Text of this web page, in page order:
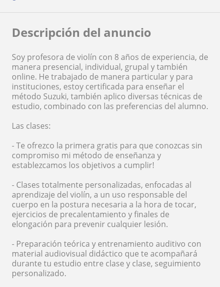
Descripción del anuncio
Soy profesora de violín con 8 años de experiencia, de
manera presencial, individual, grupal y también
online. He trabajado de manera particular y para
instituciones, estoy certificada para enseñar el
método Suzuki, también aplico diversas técnicas de
estudio, combinado con las preferencias del alumno.
Las clases:
- Te ofrezco la primera gratis para que conozcas sin
compromiso mi método de enseñanza y
establezcamos los objetivos a cumplir!
- Clases totalmente personalizadas, enfocadas al
aprendizaje del violín, a un uso responsable del
cuerpo en la postura necesaria a la hora de tocar,
ejercicios de precalentamiento y finales de
elongación para prevenir cualquier lesión.
- Preparación teórica y entrenamiento auditivo con
material audiovisual didáctico que te acompañará
durante tu estudio entre clase y clase, seguimiento
personalizado.